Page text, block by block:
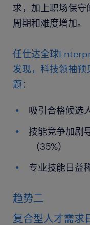
求，加上职场保
周期和难度增加。
任仕达全球
发现，科技领袖预
题：
吸引合格候选
技能竞争加剧
（35%）
专业技能日益
趋势二
复合型人才需求